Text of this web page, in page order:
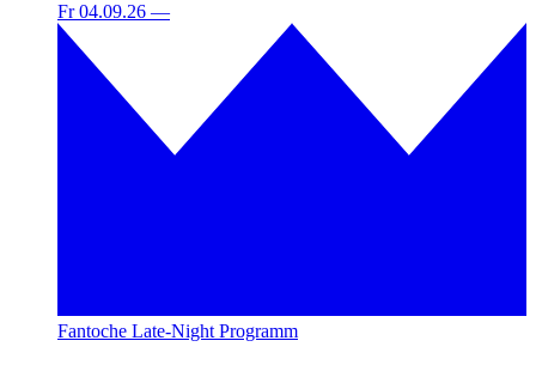
Fr 04.09.26 —
Fantoche Late-Night Programm